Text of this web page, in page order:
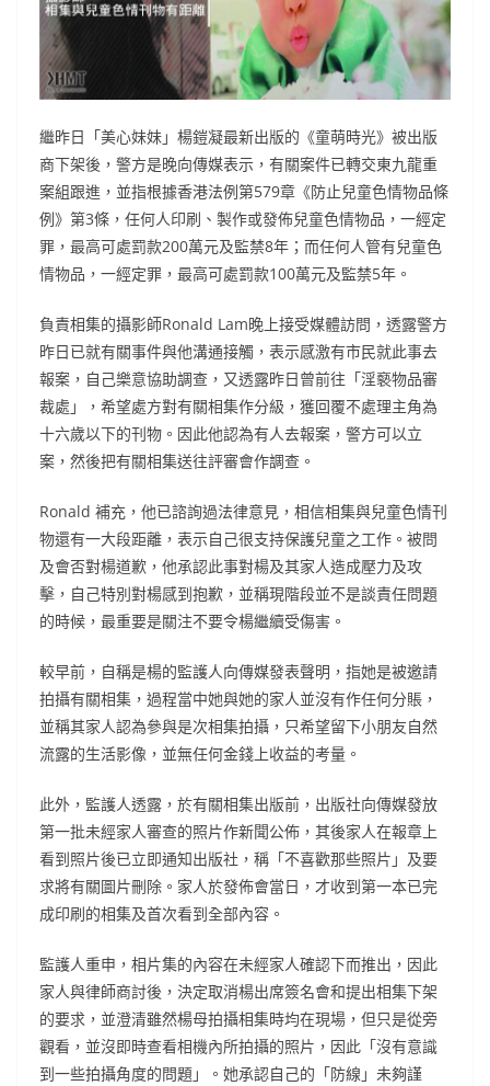
繼昨日「美心妹妹」楊鎧凝最新出版的《童萌時光》被出版
商下架後，警方是晚向傳媒表示，有關案件已轉交東九龍重
案組跟進，並指根據香港法例第579章《防止兒童色情物品條
例》第3條，任何人印刷、製作或發佈兒童色情物品，一經定
罪，最高可處罰款200萬元及監禁8年；而任何人管有兒童色
情物品，一經定罪，最高可處罰款100萬元及監禁5年。
負責相集的攝影師Ronald Lam晚上接受媒體訪問，透露警方
昨日已就有關事件與他溝通接觸，表示感激有市民就此事去
報案，自己樂意協助調查，又透露昨日曾前往「淫褻物品審
裁處」，希望處方對有關相集作分級，獲回覆不處理主角為
十六歲以下的刊物。因此他認為有人去報案，警方可以立
案，然後把有關相集送往評審會作調查。
Ronald 補充，他已諮詢過法律意見，相信相集與兒童色情刊
物還有一大段距離，表示自己很支持保護兒童之工作。被問
及會否對楊道歉，他承認此事對楊及其家人造成壓力及攻
擊，自己特別對楊感到抱歉，並稱現階段並不是談責任問題
的時候，最重要是關注不要令楊繼續受傷害。
較早前，自稱是楊的監護人向傳媒發表聲明，指她是被邀請
拍攝有關相集，過程當中她與她的家人並沒有作任何分賬，
並稱其家人認為參與是次相集拍攝，只希望留下小朋友自然
流露的生活影像，並無任何金錢上收益的考量。
此外，監護人透露，於有關相集出版前，出版社向傳媒發放
第一批未經家人審查的照片作新聞公佈，其後家人在報章上
看到照片後已立即通知出版社，稱「不喜歡那些照片」及要
求將有關圖片刪除。家人於發佈會當日，才收到第一本已完
成印刷的相集及首次看到全部內容。
監護人重申，相片集的內容在未經家人確認下而推出，因此
家人與律師商討後，決定取消楊出席簽名會和提出相集下架
的要求，並澄清雖然楊母拍攝相集時均在現場，但只是從旁
觀看，並沒即時查看相機內所拍攝的照片，因此「沒有意識
到一些拍攝角度的問題」。她承認自己的「防線」未夠謹